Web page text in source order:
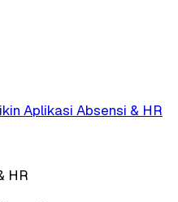
Aplikasi Absensi & HR
HR